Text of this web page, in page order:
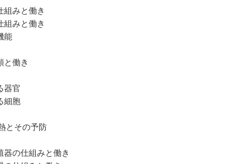
組みと働き
組みと働き
能
と働き
器官
細胞
とその予防
器の仕組みと働き